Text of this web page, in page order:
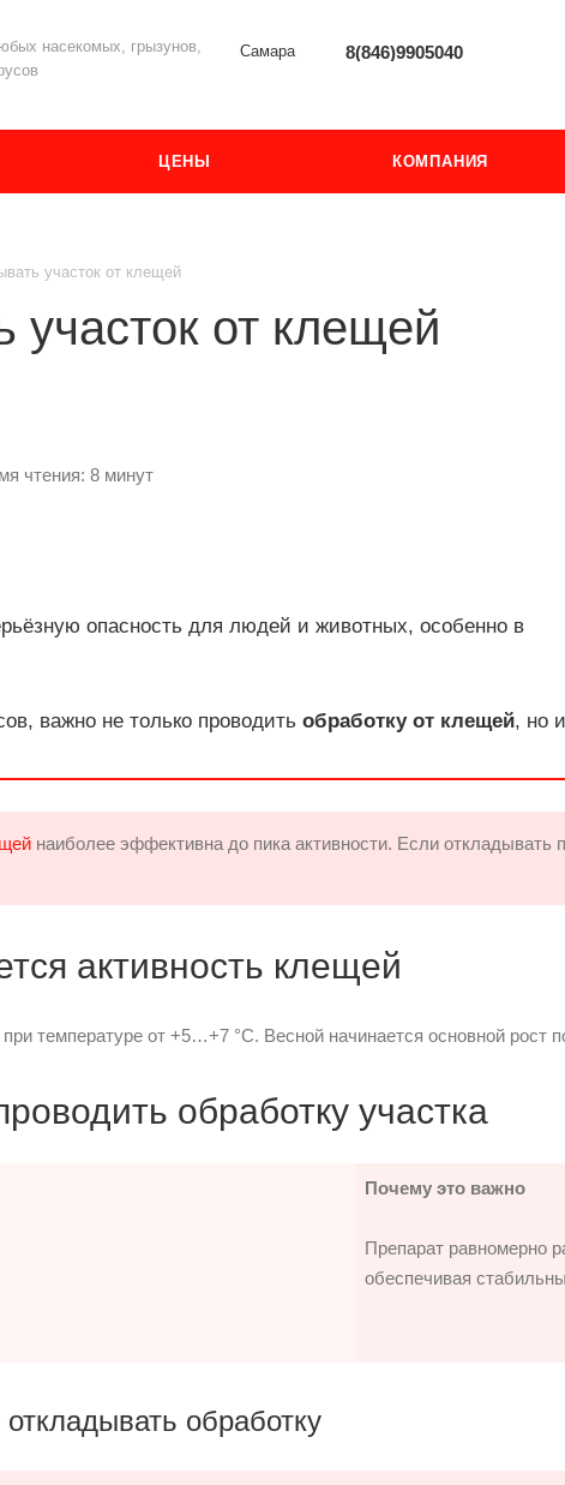
насекомых, грызунов,
Самара 8(846)9905040
ЦЕНЫ КОМПАНИЯ
участок от клещей
участок от клещей
чтения: 8 минут
опасность для людей и животных, особенно в
важно не только проводить обработку от клещей, но
наиболее эффективна до пика активности. Если откладывать
активность клещей
температуре от +5…+7 °C. Весной начинается основной рост
обработку участка
Почему это важно
Препарат равномерно
обеспечивая
обработку